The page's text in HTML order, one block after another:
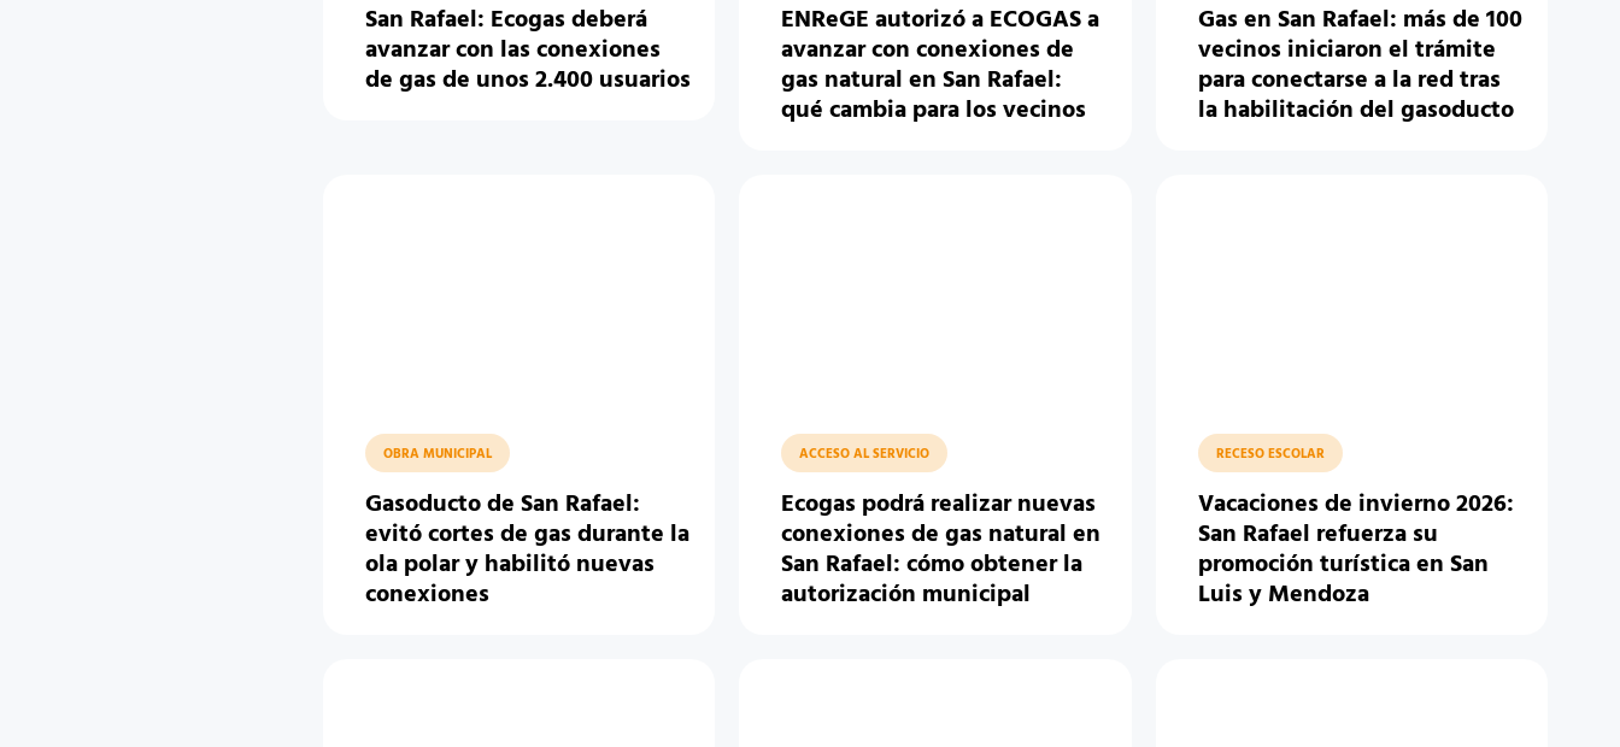
San Rafael: Ecogas deberá
avanzar con las conexiones
de gas de unos 2.400 usuarios
ENReGE autorizó a ECOGAS a
avanzar con conexiones de
gas natural en San Rafael:
qué cambia para los vecinos
Gas en San Rafael: más de 100
vecinos iniciaron el trámite
para conectarse a la red tras
la habilitación del gasoducto
OBRA MUNICIPAL
Gasoducto de San Rafael:
evitó cortes de gas durante la
ola polar y habilitó nuevas
conexiones
ACCESO AL SERVICIO
Ecogas podrá realizar nuevas
conexiones de gas natural en
San Rafael: cómo obtener la
autorización municipal
RECESO ESCOLAR
Vacaciones de invierno 2026:
San Rafael refuerza su
promoción turística en San
Luis y Mendoza